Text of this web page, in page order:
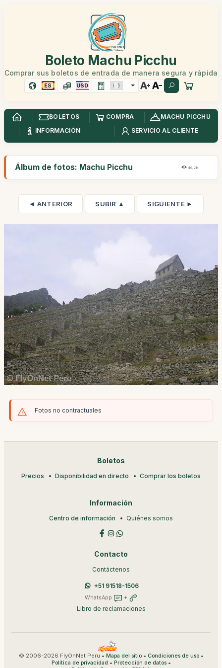
Boleto Machu Picchu
Comprar sus boletos de entrada de manera segura y rápida
ES USD
BOLETOS COMPRA
MACHU PICCHU
INFORMACIÓN
SERVICIO AL CLIENTE
Álbum de fotos: Machu Picchu 46,2K
◄ ANTERIOR SUBIR ▲ SIGUIENTE ►
Fotos no contractuales
Boletos
Precios Disponibilidad en directo Comprar los boletos
Información
Centro de información Quiénes somos
Contacto
Contáctenos
+51 91518-1506
WhatsApp +
Libro de reclamaciones
© 2006-2026 FlyOnNet Peru • Mapa del sitio• Condiciones de uso•
Política de privacidad • Protección de datos•